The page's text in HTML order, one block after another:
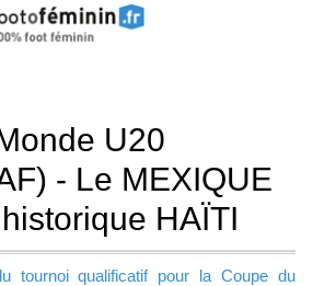
U20
- Le MEXIQUE
HAÏTI
tournoi qualificatif pour la Coupe du